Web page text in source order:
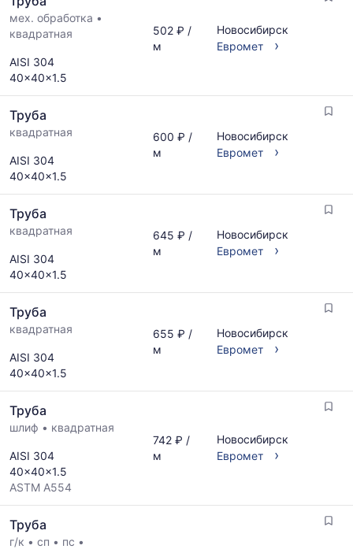
мех. обработка •
квадратная
AISI 304
40x40x1.5
502 ₽ /
м
Новосибирск
Евромет
›
Труба
квадратная
AISI 304
40x40x1.5
600 ₽ /
м
Новосибирск
Евромет
›
Труба
квадратная
AISI 304
40x40x1.5
645 ₽ /
м
Новосибирск
Евромет
›
Труба
квадратная
AISI 304
40x40x1.5
655 ₽ /
м
Новосибирск
Евромет
›
Труба
шлиф • квадратная
AISI 304
40x40x1.5
ASTM A554
742 ₽ /
м
Новосибирск
Евромет
›
Труба
г/к • сп • пс •